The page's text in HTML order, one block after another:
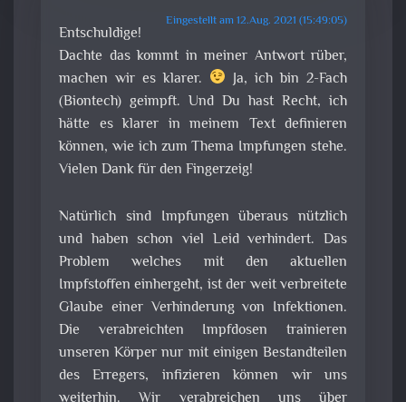
Eingestellt am 12.Aug. 2021 (15:49:05)
Entschuldige!
Dachte das kommt in meiner Antwort rüber,
machen wir es klarer.
Ja, ich bin 2-Fach
(Biontech) geimpft. Und Du hast Recht, ich
hätte es klarer in meinem Text definieren
können, wie ich zum Thema Impfungen stehe.
Vielen Dank für den Fingerzeig!
Natürlich sind Impfungen überaus nützlich
und haben schon viel Leid verhindert. Das
Problem welches mit den aktuellen
Impfstoffen einhergeht, ist der weit verbreitete
Glaube einer Verhinderung von Infektionen.
Die verabreichten Impfdosen trainieren
unseren Körper nur mit einigen Bestandteilen
des Erregers, infizieren können wir uns